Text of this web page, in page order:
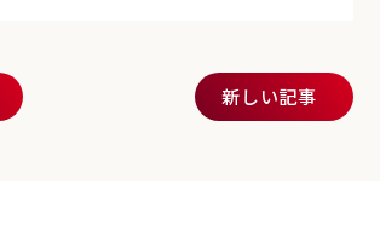
新しい記事